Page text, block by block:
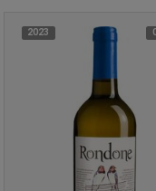
2023